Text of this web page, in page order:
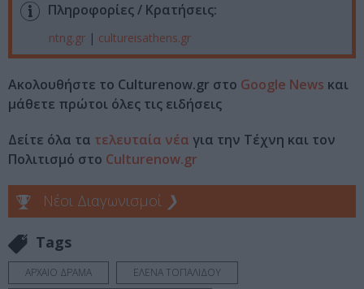
Πληροφορίες / Κρατήσεις:
ntng.gr | cultureisathens.gr
Ακολουθήστε το Culturenow.gr στο Google News και
μάθετε πρώτοι όλες τις ειδήσεις
Δείτε όλα τα τελευταία νέα για την Τέχνη και τον
Πολιτισμό στο Culturenow.gr
Νέοι Διαγωνισμοί ❯
Tags
ΑΡΧΑΙΟ ΔΡΑΜΑ ΕΛΕΝΑ ΤΟΠΑΛΙΔΟΥ